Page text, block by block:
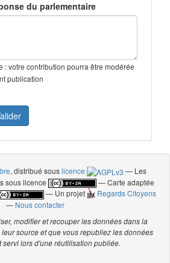
du parlementaire
: votre contribution pourra être modérée
publication
, distribué souslicence
— Les
sous licence
— Carte adaptée
— Un projet
Regards Citoyens
— Nous contacter
modifier et recouper les données dans la
source et que vous republiez les données
servi lors d'une réutilisation publiée.